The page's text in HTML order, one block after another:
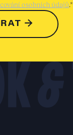
osobních údajů.*